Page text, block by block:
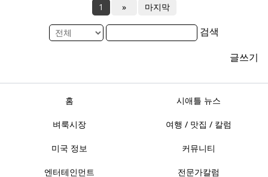
1 » 마지막
검색
글쓰기
홈 시애틀 뉴스
벼룩시장 여행 / 맛집 / 칼럼
미국 정보 커뮤니티
엔터테인먼트 전문가칼럼